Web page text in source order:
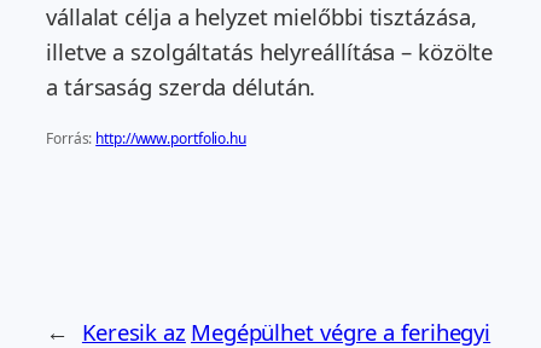
vállalat célja a helyzet mielőbbi tisztázása,
illetve a szolgáltatás helyreállítása – közölte
a társaság szerda délután.
Forrás: http://www.portfolio.hu
← Keresik az Megépülhet végre a ferihegyi